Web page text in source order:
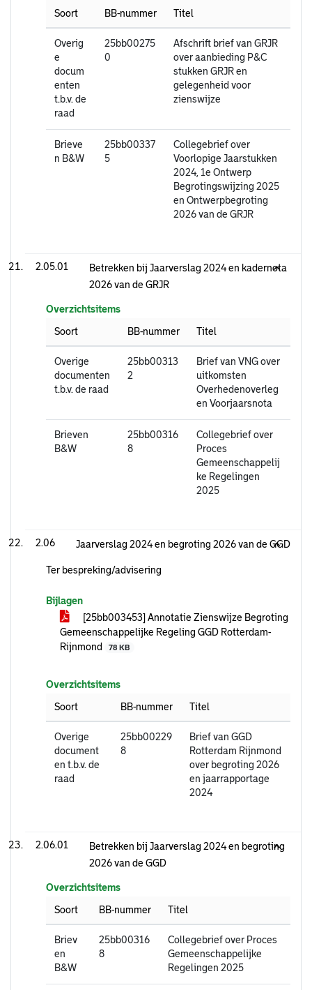
Soort
BB-nummer Titel
Overig
e
docum
enten
t.b.v. de
raad
25bb00275
0
Afschrift brief van GRJR
over aanbieding P&C
stukken GRJR en
gelegenheid voor
zienswijze
Brieve
n B&W
25bb00337
5
Collegebrief over
Voorlopige Jaarstukken
2024, 1e Ontwerp
Begrotingswijzing 2025
en Ontwerpbegroting
2026 van de GRJR
2.05.01
Betrekken bij Jaarverslag 2024 en kadernota
2026 van de GRJR
Overzichtsitems
Soort
BB-nummer Titel
Overige
documenten
t.b.v. de raad
25bb00313
2
Brief van VNG over
uitkomsten
Overhedenoverleg
en Voorjaarsnota
Brieven
B&W
25bb00316
8
Collegebrief over
Proces
Gemeenschappelij
ke Regelingen
2025
2.06 Jaarverslag 2024 en begroting 2026 van de GGD
Ter bespreking/advisering
Bijlagen
[25bb003453] Annotatie Zienswijze Begroting
Gemeenschappelijke Regeling GGD Rotterdam-
Rijnmond
78 KB
Overzichtsitems
Soort
BB-nummer Titel
Overige
document
en t.b.v. de
raad
25bb00229
8
Brief van GGD
Rotterdam Rijnmond
over begroting 2026
en jaarrapportage
2024
2.06.01
Betrekken bij Jaarverslag 2024 en begroting
2026 van de GGD
Overzichtsitems
Soort
BB-nummer Titel
Briev
en
B&W
25bb00316
8
Collegebrief over Proces
Gemeenschappelijke
Regelingen 2025